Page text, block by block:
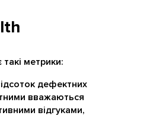
метрики:
дефектних
вважаються
відгуками,